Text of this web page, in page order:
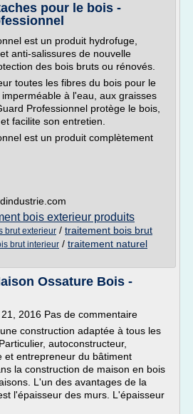
pour le bois -
est un produit hydrofuge,
anti-salissures de nouvelle
des bois bruts ou rénovés.
toutes les fibres du bois pour le
à l'eau, aux graisses
Professionnel protège le bois,
facilite son entretien.
est un produit complètement
bois exterieur produits
brut exterieur / traitement bois brut
brut interieur / traitement naturel
Ossature Bois -
2016 Pas de commentaire
construction adaptée à tous les
autoconstructeur,
et entrepreneur du bâtiment
la construction de maison en bois
L'un des avantages de la
l'épaisseur des murs. L'épaisseur